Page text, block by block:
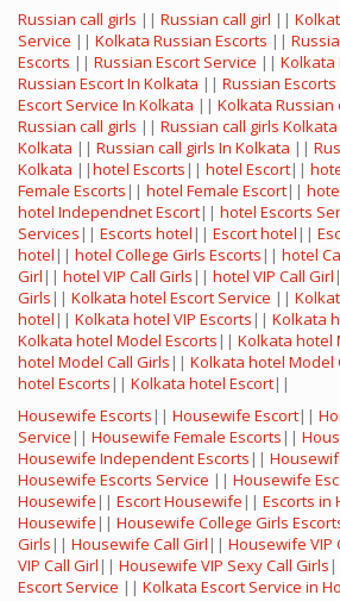
Russian call girls || Russian call girl ||
Service || Kolkata Russian Escorts ||
Escorts || Russian Escort Service || Kolkata
Russian Escort In Kolkata || Russian
Escort Service In Kolkata || Kolkata Russian
Russian call girls || Russian call girls Kolkata
Kolkata || Russian call girls In Kolkata ||
Kolkata ||hotel Escorts || hotel Escort||
Female Escorts || hotel Female Escort||
hotel Independnet Escort|| hotel Escorts
Services || Escorts hotel || Escort hotel ||
hotel || hotel College Girls Escorts || hotel
Girl || hotel VIP Call Girls || hotel VIP Call Girl
Girls || Kolkata hotel Escort Service ||
hotel || Kolkata hotel VIP Escorts || Kolkata
Kolkata hotel Model Escorts || Kolkata hotel
hotel Model Call Girls || Kolkata hotel Model
hotel Escorts || Kolkata hotel Escort||
Housewife Escorts || Housewife Escort||
Service || Housewife Female Escorts ||
Housewife Independent Escorts ||
Housewife Escorts Service || Housewife
Housewife || Escort Housewife || Escorts in
Housewife || Housewife College Girls
Girls || Housewife Call Girl || Housewife VIP
VIP Call Girl || Housewife VIP Sexy Call Girls
Escort Service || Kolkata Escort Service in